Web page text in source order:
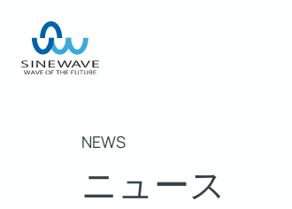
NEWS
ニュース